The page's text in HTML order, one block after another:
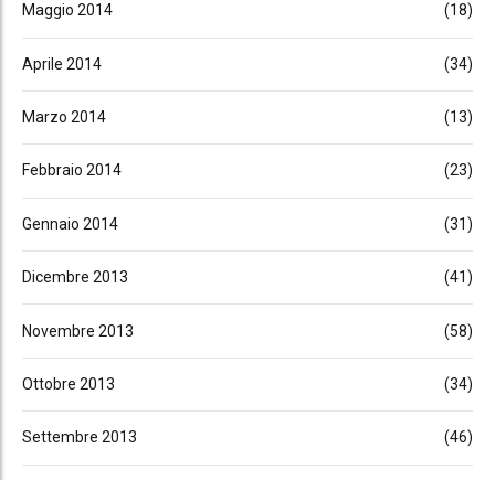
Maggio 2014 (18)
Aprile 2014 (34)
Marzo 2014 (13)
Febbraio 2014 (23)
Gennaio 2014 (31)
Dicembre 2013 (41)
Novembre 2013 (58)
Ottobre 2013 (34)
Settembre 2013 (46)